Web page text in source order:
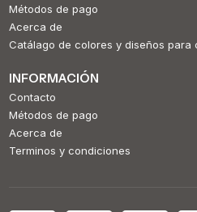
Métodos de pago
Acerca de
Catálago de colores y diseños para
INFORMACIÓN
Contacto
Métodos de pago
Acerca de
Terminos y condiciones